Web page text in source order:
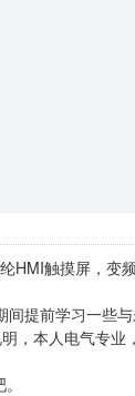
HMI触摸屏，变
提前学习一些
，本人电气专